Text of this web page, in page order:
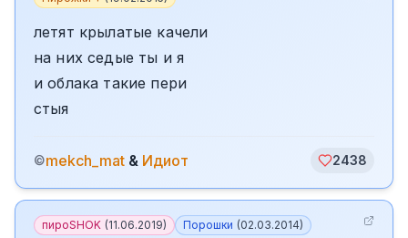
летят крылатые качели
на них седые ты и я
и облака такие пери
стыя
©mekch_mat & Идиот 2438
пироSHOK (11.06.2019) Порошки (02.03.2014)